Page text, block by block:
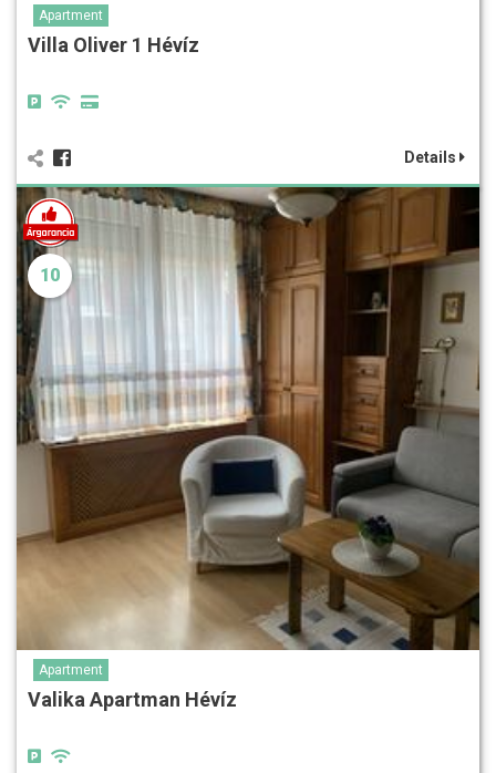
Apartment
Villa Oliver 1 Hévíz
Details
10
Apartment
Valika Apartman Hévíz